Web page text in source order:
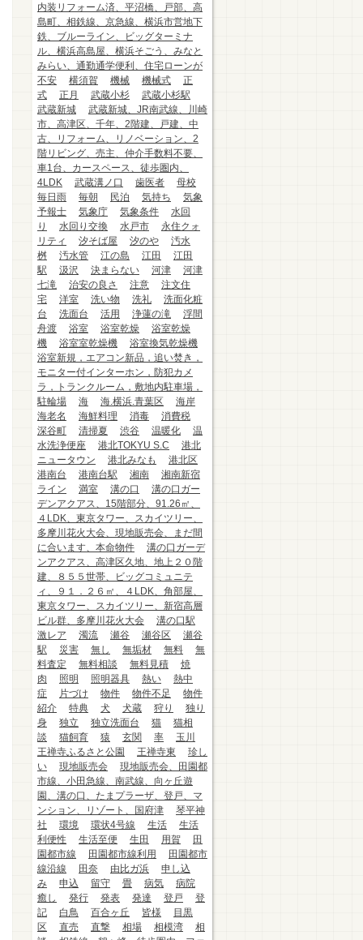
内装リフォーム済、平沼橋、戸部、高
島町、相鉄線、京急線、横浜市営地下
鉄、ブルーライン、ビッグターミナ
ル、横浜高島屋、横浜そごう、みなと
みらい、通勤通学便利、住宅ローンが
不安
横須賀 機械 機械式
正
式
正月 武蔵小杉
武蔵小杉駅
武蔵新城
武蔵新城、JR南武線、川崎
市、高津区、千年、2階建、戸建、中
古、リフォーム、リノベーション、2
階リビング、売主、仲介手数料不要、
車1台、カースペース、徒歩圏内、
4LDK
武蔵溝ノ口 歯医者
母校
毎日雨
毎朝 民泊 気持ち
気象
予報士
気象庁 気象条件
水回
り
水回り交換 水戸市
永住クォ
リティ
汐そば屋 汐のや
汚水
桝
汚水管 江の島 江田
江田
駅
汲沢 決まらない 河津
河津
七滝
治安の良さ 注意
注文住
宅
洋室 洗い物 洗礼
洗面化粧
台
洗面台 活用 浄蓮の滝
浮間
舟渡
浴室 浴室乾燥
浴室乾燥
機
浴室室乾燥機
浴室換気乾燥機
浴室新規，エアコン新品，追い焚き，
モニター付インターホン，防犯カメ
ラ，トランクルーム，敷地内駐車場，
駐輪場
海 海.横浜.青葉区
海岸
海老名
海鮮料理 消毒
消費税
深谷町
清掃夏 渋谷 温暖化
温
水洗浄便座
港北TOKYU S.C
港北
ニュータウン
港北みなも
港北区
港南台
港南台駅 湘南
湘南新宿
ライン
満室 溝の口
溝の口ガー
デンアクアス、15階部分、91.26㎡、
４LDK、東京タワー、スカイツリー、
多摩川花火大会、現地販売会、まだ間
に合います、本命物件
溝の口ガーデ
ンアクアス、高津区久地、地上２０階
建、８５５世帯、ビッグコミュニテ
ィ、９１．２６㎡、４LDK、角部屋、
東京タワー、スカイツリー、新宿高層
ビル群、多摩川花火大会
溝の口駅
激レア
濁流 瀬谷 瀬谷区
瀬谷
駅
災害 無し 無垢材 無料
無
料査定
無料相談 無料見積
焼
肉
照明 照明器具 熱い
熱中
症
片づけ 物件 物件不足
物件
紹介
特典 犬 犬蔵 狩り
独り
身
独立 独立洗面台 猫
猫相
談
猫飼育 猿 玄関 率
玉川
王禅寺ふるさと公園
王禅寺東
珍し
い
現地販売会
現地販売会、田園都
市線、小田急線、南武線、向ヶ丘遊
園、溝の口、たまプラーザ、登戸、マ
ンション、リゾート、国府津
琴平神
社
環境 環状4号線 生活
生活
利便性
生活至便 生田 用賀
田
園都市線
田園都市線利用
田園都市
線沿線
田奈 由比ガ浜
申し込
み
申込 留守 畳 病気
病院
癒し
発行 発表 発達 登戸
登
記
白鳥 百合ヶ丘 皆様
目黒
区
直売 直撃 相場 相模湾
相